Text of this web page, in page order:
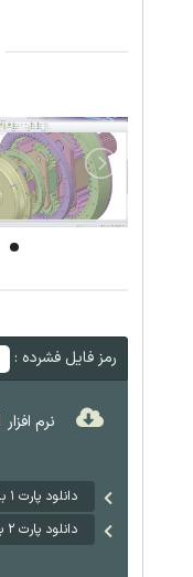
رمز فایل فشرده :
دانلود پارت ۱ با حجم ۲ گیگابایت
دانلود پارت ۲ با حجم ۱ گیگابایت